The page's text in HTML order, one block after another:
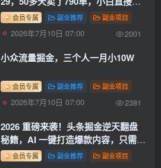
作业！
会员专属 副业推荐 副业项目
2026年7月10日 07:00 2001
小众流量掘金，三个人一月小10W
会员专属 副业推荐 副业项目
2026年7月10日 07:00 2381
2026 重磅来袭！头条掘金逆天翻盘
秘籍，AI 一键打造爆款内容，只需简
单复制粘贴，日入 1000 + 轻松实
会员专属 副业推荐 副业项目